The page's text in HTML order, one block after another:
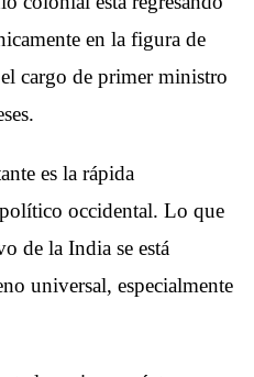
en la figura de
cargo de primer ministro
es la rápida
occidental. Lo que
de la India se está
universal, especialmente